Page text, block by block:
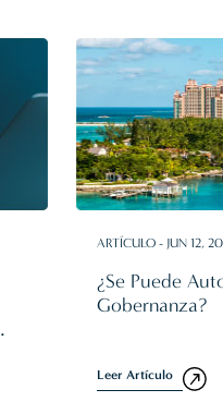
ARTÍCULO - JUN 12,
¿Se Puede
Gobernanza?
Leer Artículo